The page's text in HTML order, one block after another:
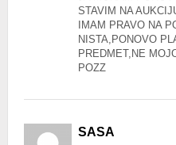
STAVIM NA
IMAM PRAVO NA
NISTA,PONOVO
PREDMET,NE
POZZ
SASA